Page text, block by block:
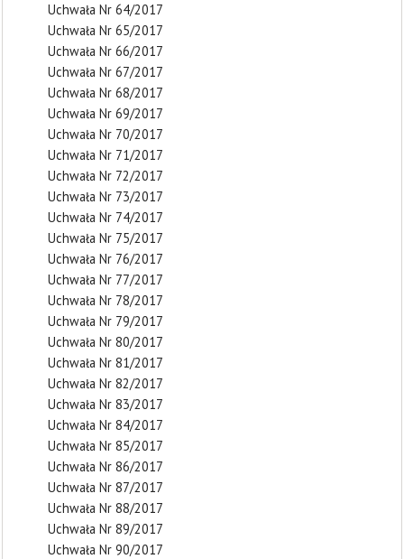
Uchwała Nr 64/2017
Uchwała Nr 65/2017
Uchwała Nr 66/2017
Uchwała Nr 67/2017
Uchwała Nr 68/2017
Uchwała Nr 69/2017
Uchwała Nr 70/2017
Uchwała Nr 71/2017
Uchwała Nr 72/2017
Uchwała Nr 73/2017
Uchwała Nr 74/2017
Uchwała Nr 75/2017
Uchwała Nr 76/2017
Uchwała Nr 77/2017
Uchwała Nr 78/2017
Uchwała Nr 79/2017
Uchwała Nr 80/2017
Uchwała Nr 81/2017
Uchwała Nr 82/2017
Uchwała Nr 83/2017
Uchwała Nr 84/2017
Uchwała Nr 85/2017
Uchwała Nr 86/2017
Uchwała Nr 87/2017
Uchwała Nr 88/2017
Uchwała Nr 89/2017
Uchwała Nr 90/2017